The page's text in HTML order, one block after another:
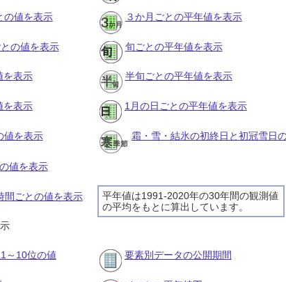
の値を表示 ３か月ごとの平年値を表示
の値を表示 旬ごとの平年値を表示
を表示 半旬ごとの平年値を表示
を表示 1月の日ごとの平年値を表示
値を表示 霜・雪・結氷の初終日と初冠雪日
値を表示
平年値は1991-2020年の30年間の観測値
の平均をもとに算出しています。
間ごとの値を表示
～10位の値 要素別データの公開期間